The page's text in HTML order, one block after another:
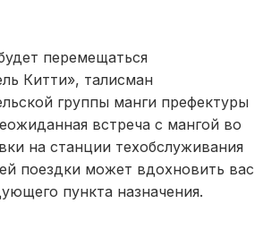
перемещаться
Китти», талисман
группы манги префектуры
встреча с мангой во
на станции техобслуживания
поездки может вдохновить вас
пункта назначения.